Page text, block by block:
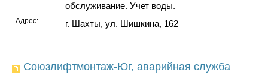
обслуживание. Учет воды.
Адрес: г. Шахты, ул. Шишкина, 162
Союзлифтмонтаж-Юг, аварийная служба